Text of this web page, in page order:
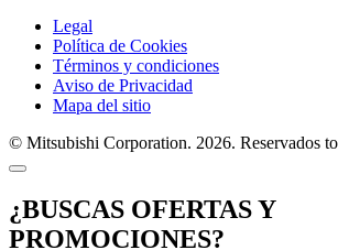
Legal
Política de Cookies
Términos y condiciones
Aviso de Privacidad
Mapa del sitio
© Mitsubishi Corporation. 2026. Reservados
¿BUSCAS OFERTAS Y
PROMOCIONES?